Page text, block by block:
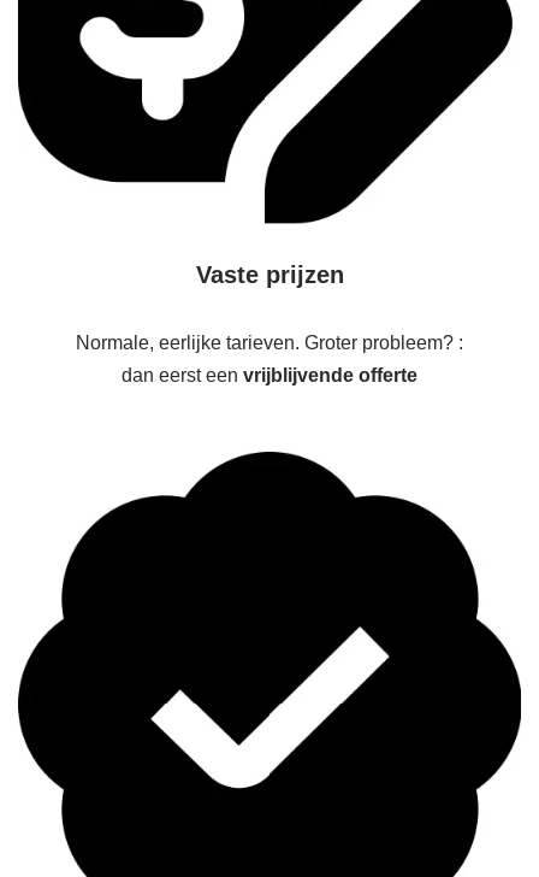
Vaste prijzen
Normale, eerlijke tarieven. Groter probleem? :
dan eerst een vrijblijvende offerte